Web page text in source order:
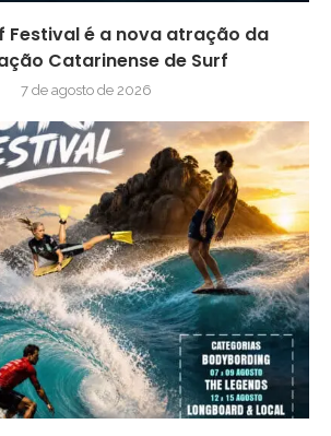
Festival é a nova atração da
Catarinense de Surf
7 de agosto de 2026